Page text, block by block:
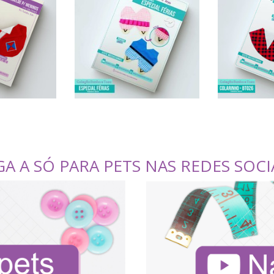
A SÓ PARA PETS NAS REDES